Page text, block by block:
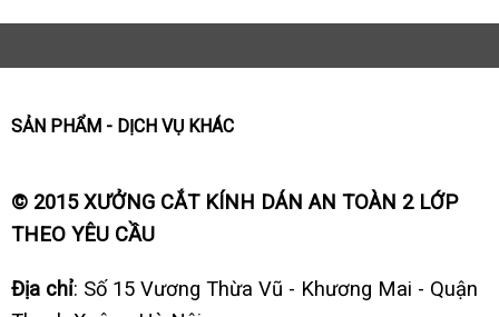
SẢN PHẨM - DỊCH VỤ KHÁC
© 2015 XƯỞNG CẮT KÍNH DÁN AN TOÀN 2 LỚP
THEO YÊU CẦU
Địa chỉ: Số 15 Vương Thừa Vũ - Khương Mai - Quận